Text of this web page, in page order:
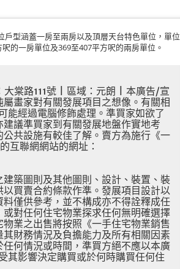
戶型涵蓋一房至兩房以及頂層天台特色單位，單位
呎的一房單位及369至407平方呎的兩房單位。
大棠路111號 區域：元朗 本廣告/宣
畫家對有關發展項目之想像。有關相
能經過電腦修飾處理。準買家如欲了
議準買家到有關發展地盤作實地考
共設施有較佳了解。賣方為施行《一
互聯網網站的網址：
築圖則及其他圖則、設計、裝置、裝
買賣合約條款作準。發展項目設計以
僅供參考，並不構成亦不得詮釋成任
對任何住宅物業探求任何無明確選擇
業之出售將按照《一手住宅物業銷售
財務情況及負擔能力及所有相關因素
何情況或時間，準買方絕不應以本廣
其影響決定購買或於何時購買任何住